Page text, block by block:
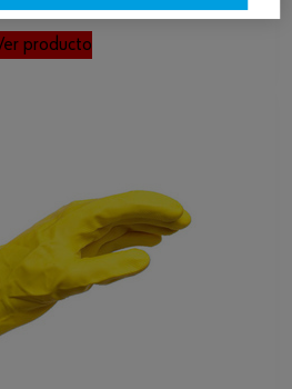
producto